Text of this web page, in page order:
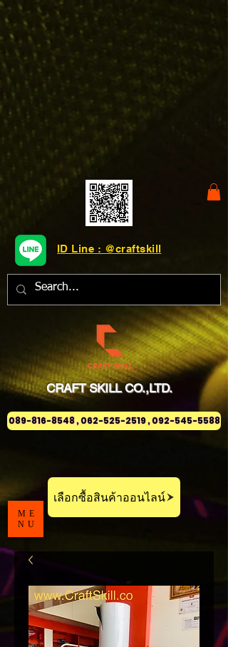
CRAFT SKILL CO.,LTD.
ID Line : @craftskill
089-816-8548 , 062-525-2519 , 092-545-5588
เลือกซื้อสินค้าออนไลน์
ME
NU